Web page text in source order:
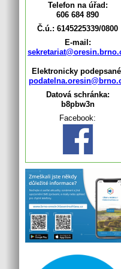
Telefon na úřad:
606 684 890
Č.ú.: 6145225339/0800
E-mail:
Elektronicky
Datová schránka:
b8pbw3n
Facebook: